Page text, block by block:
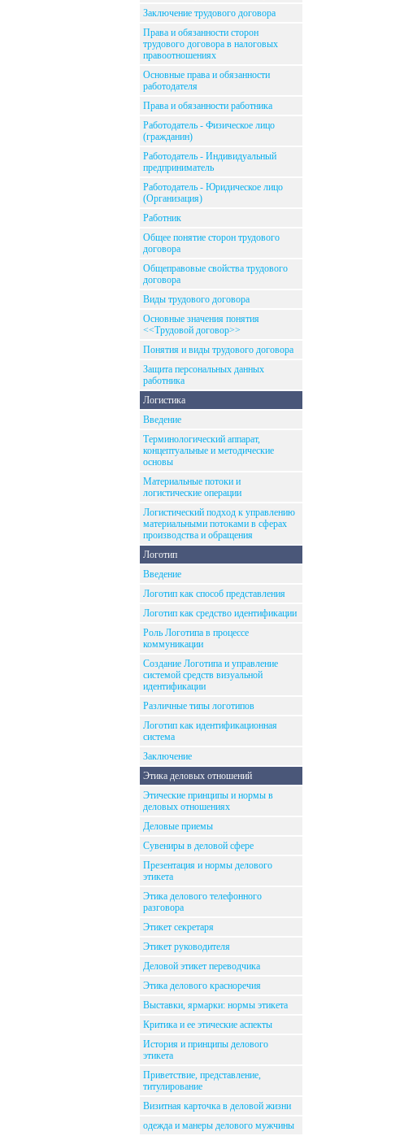
Заключение трудового договора
Права и обязанности сторон
трудового договора в налоговых
правоотношениях
Основные права и обязанности
работодателя
Права и обязанности работника
Работодатель - Физическое лицо
(гражданин)
Работодатель - Индивидуальный
предприниматель
Работодатель - Юридическое лицо
(Организация)
Работник
Общее понятие сторон трудового
договора
Общеправовые свойства трудового
договора
Виды трудового договора
Основные значения понятия
<<Трудовой договор>>
Понятия и виды трудового договора
Защита персональных данных
работника
Логистика
Введение
Терминологический аппарат,
концептуальные и методические
основы
Материальные потоки и
логистические операции
Логистический подход к управлению
материальными потоками в сферах
производства и обращения
Логотип
Введение
Логотип как способ представления
Логотип как средство идентификации
Роль Логотипа в процессе
коммуникации
Создание Логотипа и управление
системой средств визуальной
идентификации
Различные типы логотипов
Логотип как идентификационная
система
Заключение
Этика деловых отношений
Этические принципы и нормы в
деловых отношениях
Деловые приемы
Сувениры в деловой сфере
Презентация и нормы делового
этикета
Этика делового телефонного
разговора
Этикет секретаря
Этикет руководителя
Деловой этикет переводчика
Этика делового красноречия
Выставки, ярмарки: нормы этикета
Критика и ее этические аспекты
История и принципы делового
этикета
Приветствие, представление,
титулирование
Визитная карточка в деловой жизни
одежда и манеры делового мужчины